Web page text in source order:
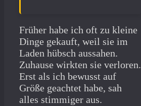
Früher habe ich oft zu kleine
Dinge gekauft, weil sie im
Laden hübsch aussahen.
Zuhause wirkten sie verloren.
Erst als ich bewusst auf
Größe geachtet habe, sah
alles stimmiger aus.